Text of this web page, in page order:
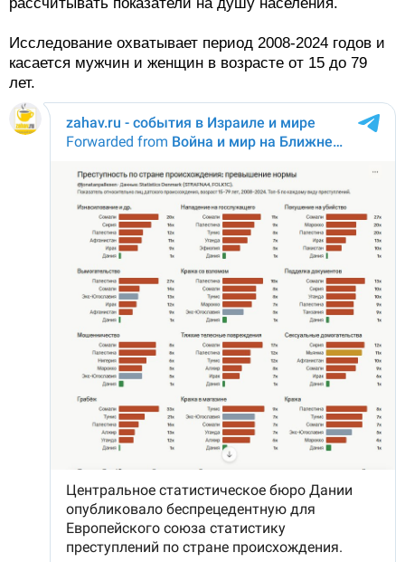
Исследование охватывает период 2008-2024 годов и
касается мужчин и женщин в возрасте от 15 до 79
лет.